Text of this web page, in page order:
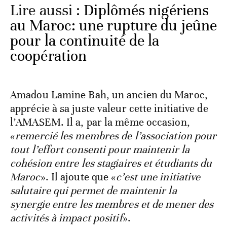
Lire aussi : Diplômés nigériens
au Maroc: une rupture du jeûne
pour la continuité de la
coopération
Amadou Lamine Bah, un ancien du Maroc,
apprécie à sa juste valeur cette initiative de
l’AMASEM. Il a, par la même occasion,
«remercié les membres de l’association pour
tout l’effort consenti pour maintenir la
cohésion entre les stagiaires et étudiants du
Maroc». Il ajoute que «c’est une initiative
salutaire qui permet de maintenir la
synergie entre les membres et de mener des
activités à impact positif».